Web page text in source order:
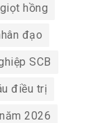
hồng
đạo
SCB
điều trị
2026